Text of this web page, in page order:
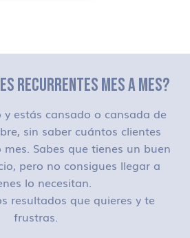
RECURRENTES MES A MES?
y estás cansado o cansada de
sin saber cuántos clientes
Sabes que tienes un buen
pero no consigues llegar a
lo necesitan.
resultados que quieres y te
frustras.